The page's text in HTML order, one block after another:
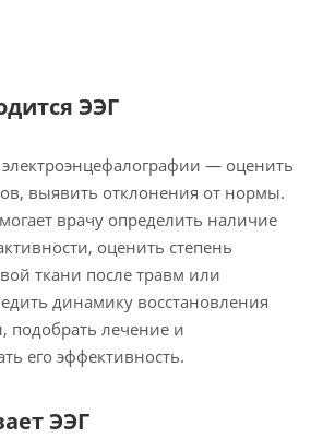
ЭЭГ
— оценить
выявить отклонения от нормы.
врачу определить наличие
оценить степень
ткани после травм или
динамику восстановления
подобрать лечение и
его эффективность.
ЭЭГ